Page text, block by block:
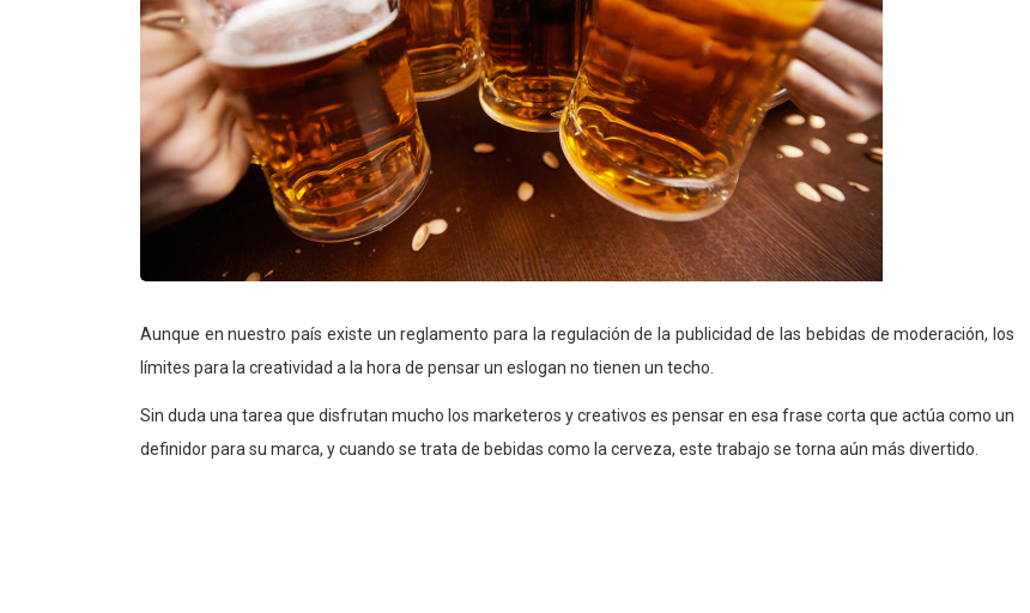
Aunque en nuestro país existe un reglamento para la regulación de la publicidad de las bebidas de moderación, los
límites para la creatividad a la hora de pensar un eslogan no tienen un techo.
Sin duda una tarea que disfrutan mucho los marketeros y creativos es pensar en esa frase corta que actúa como un
definidor para su marca, y cuando se trata de bebidas como la cerveza, este trabajo se torna aún más divertido.